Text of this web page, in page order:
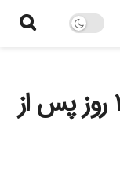
پلتفرم تراپورت فایننس ۱۰ روز پس از